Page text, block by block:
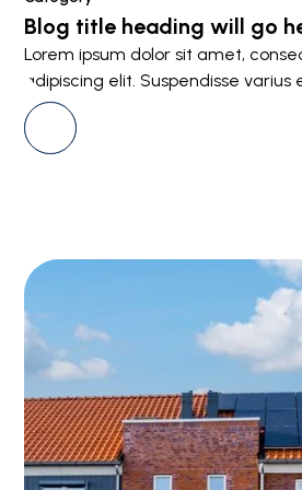
Blog title heading will go
Lorem ipsum dolor sit amet,
adipiscing elit. Suspendisse varius